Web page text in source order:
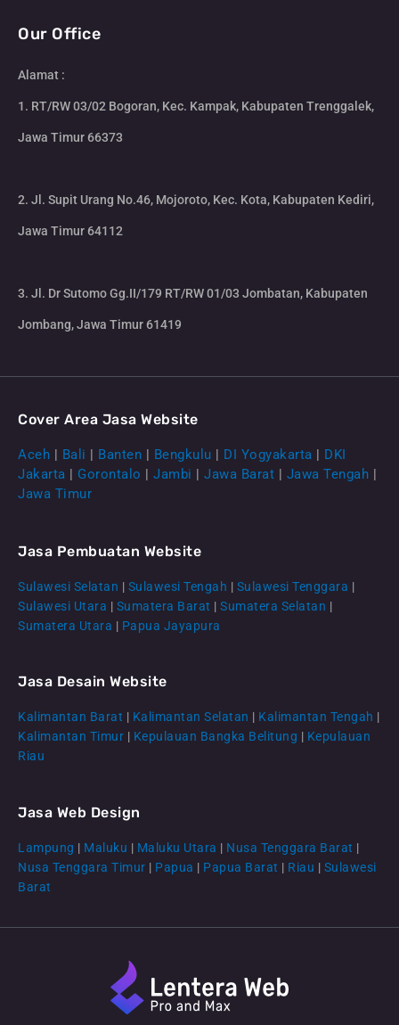
CS Lenteraweb
Our Office
Alamat :
1. RT/RW 03/02 Bogoran, Kec. Kampak, Kabupaten Trenggalek,
Jawa Timur 66373
2. Jl. Supit Urang No.46, Mojoroto, Kec. Kota, Kabupaten Kediri,
Jawa Timur 64112
3. Jl. Dr Sutomo Gg.II/179 RT/RW 01/03 Jombatan, Kabupaten
Jombang, Jawa Timur 61419
Cover Area Jasa Website
Aceh | Bali | Banten | Bengkulu | DI Yogyakarta | DKI
Jakarta | Gorontalo | Jambi | Jawa Barat | Jawa Tengah |
Jawa Timur
Jasa Pembuatan Website
Sulawesi Selatan | Sulawesi Tengah | Sulawesi Tenggara |
Sulawesi Utara | Sumatera Barat | Sumatera Selatan |
Sumatera Utara | Papua Jayapura
Jasa Desain Website
Kalimantan Barat | Kalimantan Selatan | Kalimantan Tengah |
Kalimantan Timur | Kepulauan Bangka Belitung | Kepulauan
Riau
Jasa Web Design
Lampung | Maluku | Maluku Utara | Nusa Tenggara Barat |
Nusa Tenggara Timur | Papua | Papua Barat | Riau | Sulawesi
Barat